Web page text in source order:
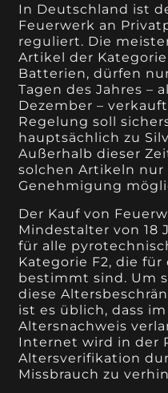
In Deutschland ist
Feuerwerk an
reguliert. Die
Artikel der
Batterien, dürfen
Tagen des Jahres –
Dezember –
Regelung soll
hauptsächlich zu
Außerhalb dieser
solchen Artikeln
Genehmigung
Der Kauf von
Mindestalter von 18
für alle
Kategorie F2, die
bestimmt sind. Um
diese
ist es üblich, dass
Altersnachweis
Internet wird in der
Altersverifikation
Missbrauch zu